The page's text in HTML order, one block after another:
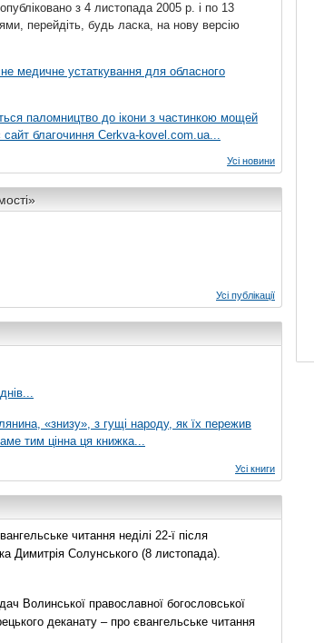
з 4 листопада 2005 р. і по 13
перейдіть, будь ласка, на нову версію
медичне устаткування для обласного
паломництво до ікони з частинкою мощей
сайт благочиння Сerkva-kovel.com.ua...
Усі новини
Усі публікації
«знизу», з гущі народу, як їх пережив
тим цінна ця книжка...
Усі книги
читання неділі 22-ї після
Димитрія Солунського (8 листопада).
Волинської православної богословської
деканату – про євангельське читання